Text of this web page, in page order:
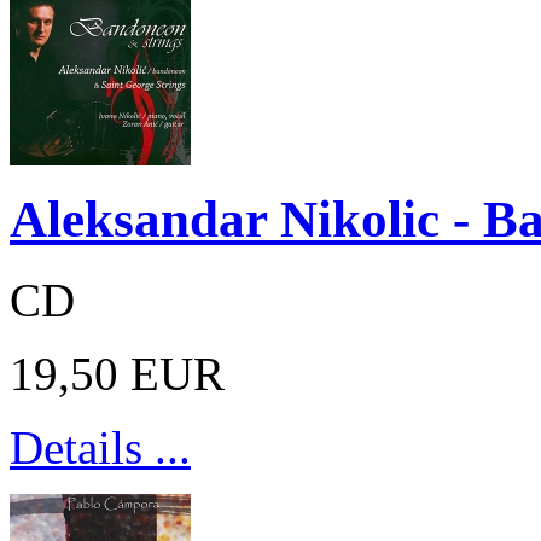
Aleksandar Nikolic -
CD
19,50 EUR
Details ...